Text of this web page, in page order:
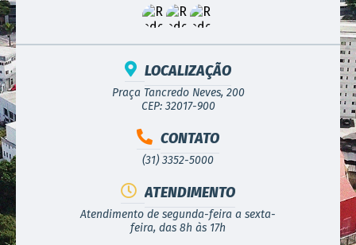
LOCALIZAÇÃO
Praça Tancredo Neves, 200
CEP: 32017-900
CONTATO
(31) 3352-5000
ATENDIMENTO
Atendimento de segunda-feira a sexta-
feira, das 8h às 17h